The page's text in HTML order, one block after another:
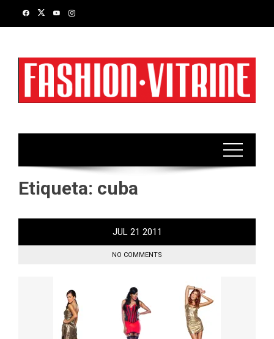
Etiqueta: cuba
JUL 21 2011
NO COMMENTS